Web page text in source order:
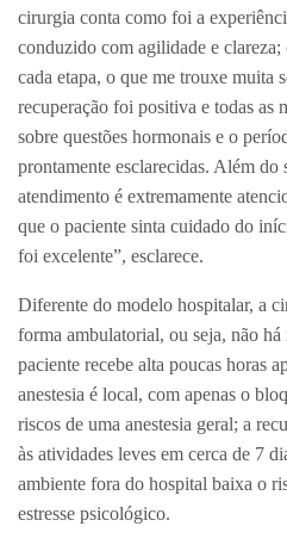
cirurgia conta como foi a
conduzido com agilidade e
cada etapa, o que me trouxe muita
recuperação foi positiva e todas
sobre questões hormonais e o
prontamente esclarecidas. Além do
atendimento é extremamente
que o paciente sinta cuidado do
foi excelente”, esclarece.
Diferente do modelo hospitalar, a
forma ambulatorial, ou seja, não há
paciente recebe alta poucas horas
anestesia é local, com apenas o
riscos de uma anestesia geral; a
às atividades leves em cerca de 7
ambiente fora do hospital baixa o
estresse psicológico.